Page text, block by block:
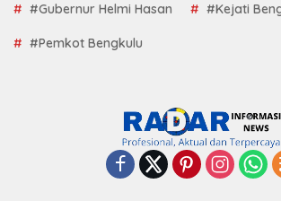
#Gubernur Helmi Hasan #Kejati
#Pemkot Bengkulu